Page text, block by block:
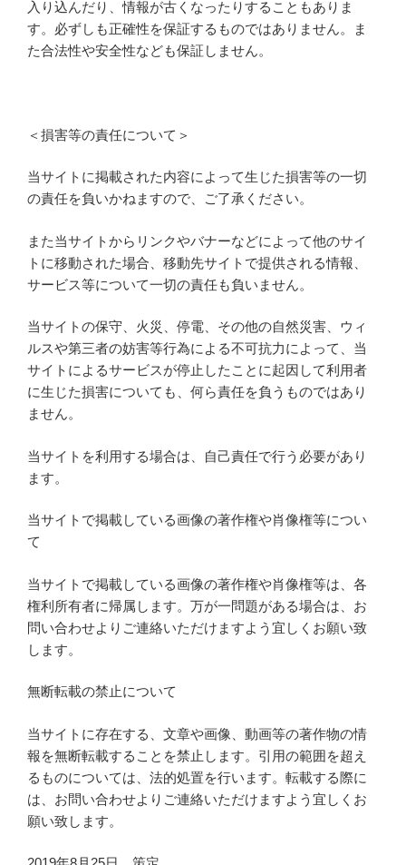
入り込んだり、情報が古くなったりすることもありま
す。必ずしも正確性を保証するものではありません。ま
た合法性や安全性なども保証しません。
＜損害等の責任について＞
当サイトに掲載された内容によって生じた損害等の一切
の責任を負いかねますので、ご了承ください。
また当サイトからリンクやバナーなどによって他のサイ
トに移動された場合、移動先サイトで提供される情報、
サービス等について一切の責任も負いません。
当サイトの保守、火災、停電、その他の自然災害、ウィ
ルスや第三者の妨害等行為による不可抗力によって、当
サイトによるサービスが停止したことに起因して利用者
に生じた損害についても、何ら責任を負うものではあり
ません。
当サイトを利用する場合は、自己責任で行う必要があり
ます。
当サイトで掲載している画像の著作権や肖像権等につい
て
当サイトで掲載している画像の著作権や肖像権等は、各
権利所有者に帰属します。万が一問題がある場合は、お
問い合わせよりご連絡いただけますよう宜しくお願い致
します。
無断転載の禁止について
当サイトに存在する、文章や画像、動画等の著作物の情
報を無断転載することを禁止します。引用の範囲を超え
るものについては、法的処置を行います。転載する際に
は、お問い合わせよりご連絡いただけますよう宜しくお
願い致します。